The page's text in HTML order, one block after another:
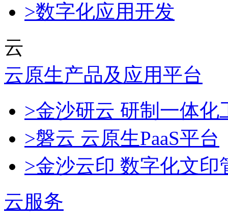
>数字化应用开发
云
云原生产品及应用平台
>金沙研云 研制一体
>磐云 云原生PaaS平台
>金沙云印 数字化文印
云服务